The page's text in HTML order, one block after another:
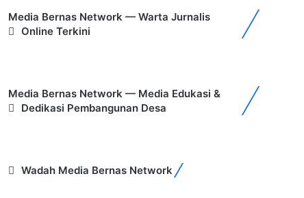
Media Bernas Network — Warta Jurnalis
Online Terkini
Media Bernas Network — Media Edukasi &
Dedikasi Pembangunan Desa
Wadah Media Bernas Network